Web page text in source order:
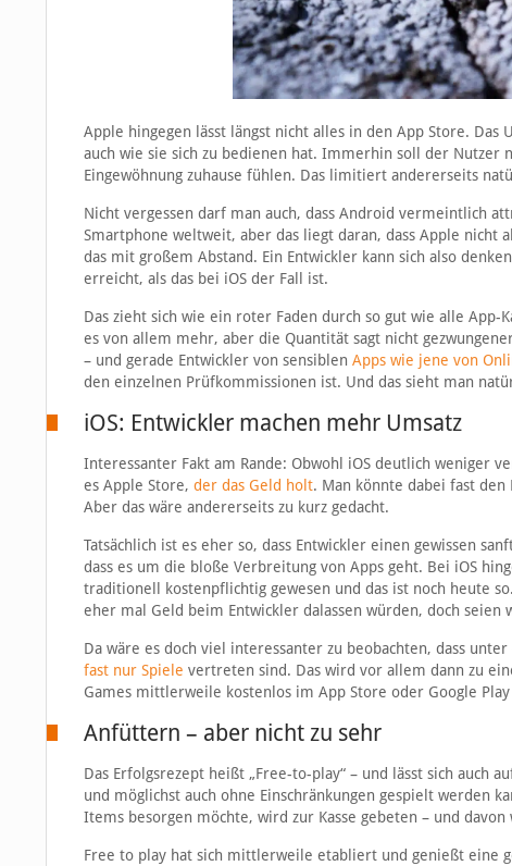
Apple hingegen lässt längst nicht alles in den App Store.
auch wie sie sich zu bedienen hat. Immerhin soll der Nutzer
Eingewöhnung zuhause fühlen. Das limitiert andererseits
Nicht vergessen darf man auch, dass Android vermeintlich
Smartphone weltweit, aber das liegt daran, dass Apple
das mit großem Abstand. Ein Entwickler kann sich also
erreicht, als das bei iOS der Fall ist.
Das zieht sich wie ein roter Faden durch so gut wie alle App-
es von allem mehr, aber die Quantität sagt nicht
– und gerade Entwickler von sensiblen Apps wie jene von
den einzelnen Prüfkommissionen ist. Und das sieht man
iOS: Entwickler machen mehr Umsatz
Interessanter Fakt am Rande: Obwohl iOS deutlich weniger
es Apple Store, der das Geld holt. Man könnte dabei fast
Aber das wäre andererseits zu kurz gedacht.
Tatsächlich ist es eher so, dass Entwickler einen gewissen
dass es um die bloße Verbreitung von Apps geht. Bei iOS
traditionell kostenpflichtig gewesen und das ist noch heute
eher mal Geld beim Entwickler dalassen würden, doch
Da wäre es doch viel interessanter zu beobachten, dass
fast nur Spiele vertreten sind. Das wird vor allem dann zu
Games mittlerweile kostenlos im App Store oder Google
Anfüttern – aber nicht zu sehr
Das Erfolgsrezept heißt „Free-to-play“ – und lässt sich auch
und möglichst auch ohne Einschränkungen gespielt werden
Items besorgen möchte, wird zur Kasse gebeten – und
Free to play hat sich mittlerweile etabliert und genießt eine